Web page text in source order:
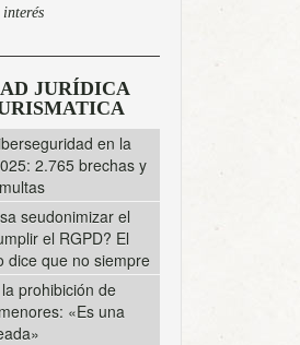
JURÍDICA
en la
2.765 brechas y
seudonimizar el
el RGPD? El
dice que no siempre
prohibición de
«Es una